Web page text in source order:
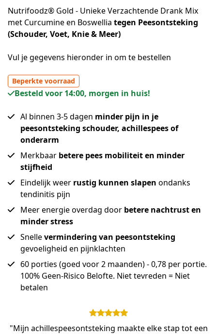
Nutrifoodz® Gold - Unieke Verzachtende Drank Mix
met Curcumine en Boswellia tegen Peesontsteking
(Schouder, Voet, Knie & Meer)
Vul je gegevens hieronder in om te bestellen
Beperkte voorraad
Besteld voor 14:00, morgen in huis!
Al binnen 3-5 dagen minder pijn in je
peesontsteking schouder, achillespees of
onderarm
Merkbaar betere pees mobiliteit en minder
stijfheid
Eindelijk weer rustig kunnen slapen ondanks
tendinitis pijn
Meer energie overdag door betere nachtrust en
minder stress
Snellevermindering van peesontsteking
gevoeligheid en pijnklachten
60 porties (goed voor 2 maanden) - 0,78 per portie.
100% Geen-Risico Belofte. Niet tevreden = Niet
betalen
"Mijn achillespeesontsteking maakte elke stap tot een